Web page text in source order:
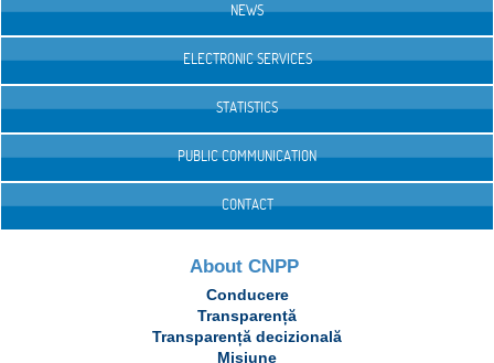
NEWS
ELECTRONIC SERVICES
STATISTICS
PUBLIC COMMUNICATION
CONTACT
About CNPP
Conducere
Transparență
Transparență decizională
Misiune